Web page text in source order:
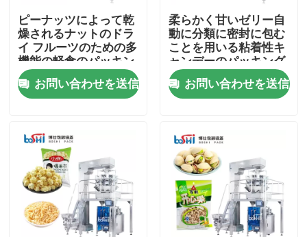
品質管理
お問い合わせ
引用を要求
粉末包装機
縦のパッキング機械
顆粒包装機
ピーナッツによって乾
燥されるナットのドラ
イ フルーツのための多
機能の軽食のパッキン
グ機械
お問い合わせを送信
柔らかく甘いゼリー自
動に分類に密封に包む
ことを用いる粘着性キ
ャンデーのパッキング
機械
お問い合わせを送信